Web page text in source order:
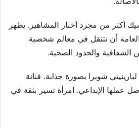
أكثر من مجرد أخبار المشاهير. يظهر
أن تتنقل في معالم شخصية
الشفافية والحدود الصحية.
شوبرا بصورة جذابة. فنانة
عملها الإبداعي. امرأة تسير بثقة في